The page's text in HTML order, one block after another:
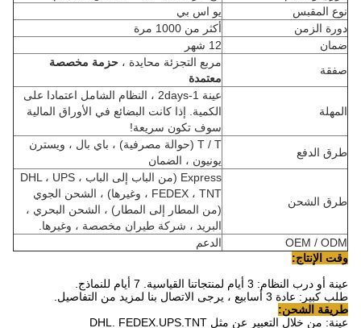
نوع المقبس
يو اس بي
دورة الزمن
أكثر من 1000 مرة
ضمان
12 شهر
صفقة
مربع التجزئة محايدة ، حزمة مخصصة
معتمدة
المهلة
عينة 1-2days ، النظام الشامل اعتمادا على
الكمية.
إذا كانت البضائع في الأوراق المالية
سوف تكون سريعة!
طرق الدفع
T / T (حوالة مصرفية) ، باي بال ، ويسترن
يونيون ، الضمان
طرق الشحن
Express (من الباب إلى الباب ، DHL ، UPS
، FEDEX ، TNT وغيرها) ، الشحن الجوي
(من المطار إلى المطار) ، الشحن البحري ،
البريد ، شركة طيران مخصصة ، وغيرها.
OEM / ODM
الدعم
وقت الإنتاج:
عينة أو درب النظام: 3 أيام لمنتجاتنا القياسية.
7 أيام للنماذج.
طلب كبير: عادة 3 أسابيع ، يرجى الاتصال بنا لمزيد من التفاصيل.
طريقة الشحن:
عينة: من خلال التعبير عن مثل DHL. FEDEX.UPS.TNT